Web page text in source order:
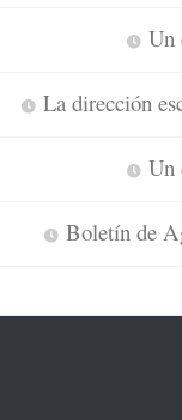
Un
La dirección
Un
Boletín de